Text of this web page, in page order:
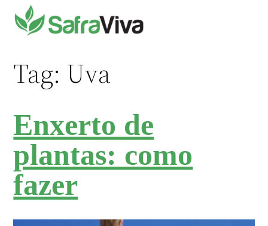
para
Tag: Uva
Enxerto de
plantas: como
fazer